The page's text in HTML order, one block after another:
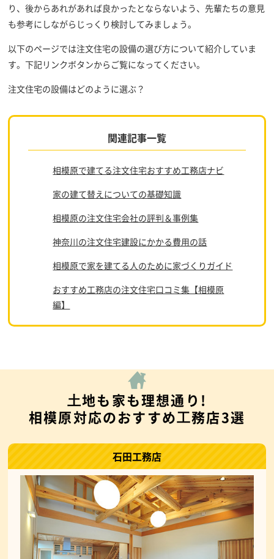
り、後からあれがあれば良かったとならないよう、先輩たちの意見
も参考にしながらじっくり検討してみましょう。
以下のページでは注文住宅の設備の選び方について紹介していま
す。下記リンクボタンからご覧になってください。
注文住宅の設備はどのように選ぶ？
関連記事一覧
相模原で建てる注文住宅おすすめ工務店ナビ
家の建て替えについての基礎知識
相模原の注文住宅会社の評判＆事例集
神奈川の注文住宅建設にかかる費用の話
相模原で家を建てる人のために家づくりガイド
おすすめ工務店の注文住宅口コミ集【相模原
編】
⼟地も家も理想通り!
相模原対応のおすすめ⼯務店3選
石田工務店